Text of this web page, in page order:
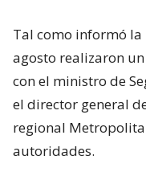
Tal como informó
agosto realizaron un
con el ministro de
el director general
regional
autoridades.